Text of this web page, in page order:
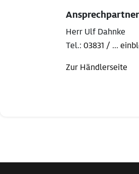
Ansprechpartner
Herr Ulf Dahnke
Tel.: 03831 / ...
Zur Händlerseite